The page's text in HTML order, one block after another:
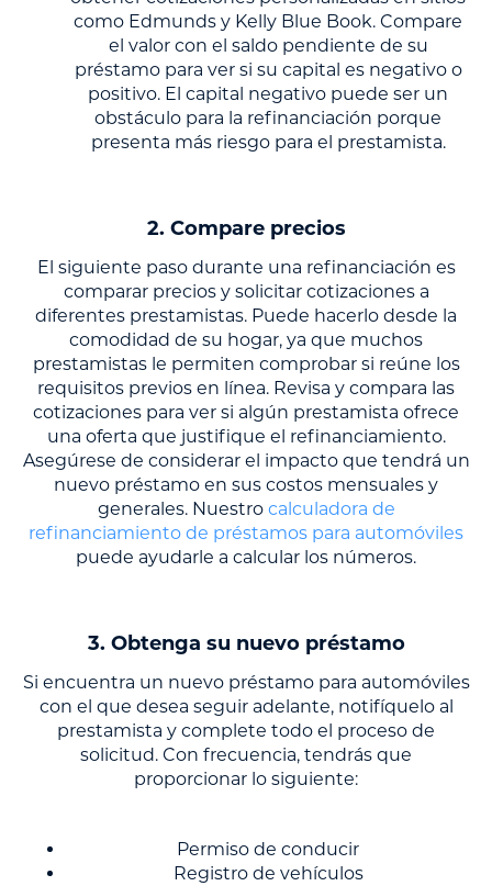
como Edmunds y Kelly Blue Book. Compare
el valor con el saldo pendiente de su
préstamo para ver si su capital es negativo o
positivo. El capital negativo puede ser un
obstáculo para la refinanciación porque
presenta más riesgo para el prestamista.
2. Compare precios
El siguiente paso durante una refinanciación es
comparar precios y solicitar cotizaciones a
diferentes prestamistas. Puede hacerlo desde la
comodidad de su hogar, ya que muchos
prestamistas le permiten comprobar si reúne los
requisitos previos en línea. Revisa y compara las
cotizaciones para ver si algún prestamista ofrece
una oferta que justifique el refinanciamiento.
Asegúrese de considerar el impacto que tendrá un
nuevo préstamo en sus costos mensuales y
generales. Nuestro calculadora de
refinanciamiento de préstamos para automóviles
puede ayudarle a calcular los números.
3. Obtenga su nuevo préstamo
Si encuentra un nuevo préstamo para automóviles
con el que desea seguir adelante, notifíquelo al
prestamista y complete todo el proceso de
solicitud. Con frecuencia, tendrás que
proporcionar lo siguiente:
Permiso de conducir
Registro de vehículos